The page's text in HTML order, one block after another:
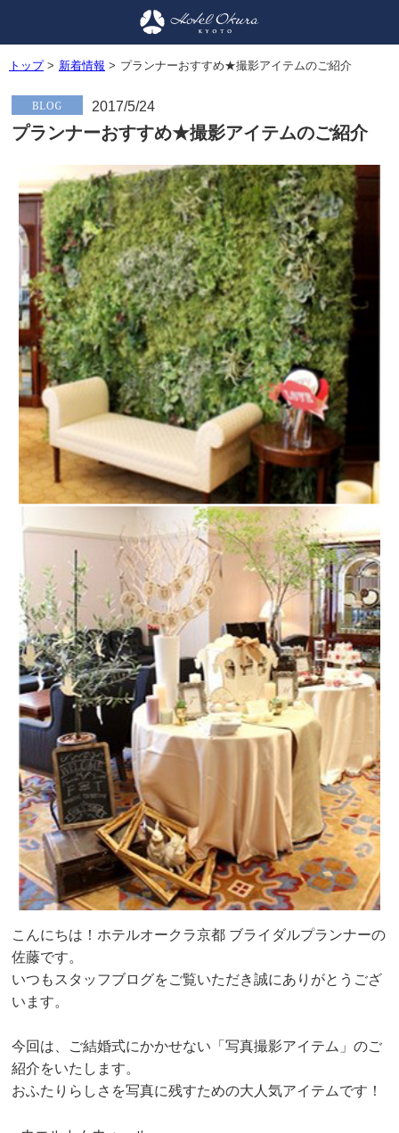
トップ> 新着情報 > プランナーおすすめ★撮影アイテムのご紹介
2017/5/24
プランナーおすすめ★撮影アイテムのご紹介
こんにちは！ホテルオークラ京都 ブライダルプランナーの
佐藤です。
いつもスタッフブログをご覧いただき誠にありがとうござ
います。
今回は、ご結婚式にかかせない「写真撮影アイテム」のご
紹介をいたします。
おふたりらしさを写真に残すための大人気アイテムです！